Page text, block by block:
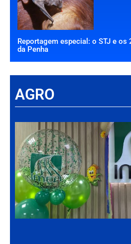
Reportagem especial: o STJ e os
da Penha
AGRO